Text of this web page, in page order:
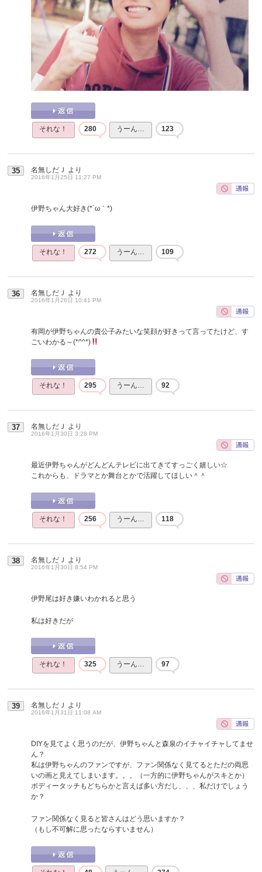
それな！ 280 うーん… 123
35 名無しだＪ より
2016年1月25日 11:27 PM
伊野ちゃん大好き(*´ω｀*)
それな！ 272 うーん… 109
36 名無しだＪ より
2016年1月26日 10:41 PM
有岡が伊野ちゃんの貴公子みたいな笑顔が好きって言ってたけど、す
ごいわかる～(*^^*)
それな！ 295 うーん… 92
37 名無しだＪ より
2016年1月30日 3:28 PM
最近伊野ちゃんがどんどんテレビに出てきてすっごく嬉しい☆
これからも、ドラマとか舞台とかで活躍してほしい＾＾
それな！ 256 うーん… 118
38 名無しだＪ より
2016年1月30日 8:54 PM
伊野尾は好き嫌いわかれると思う
私は好きだが
それな！ 325 うーん… 97
39 名無しだＪ より
2016年1月31日 11:08 AM
DIYを見てよく思うのだが、伊野ちゃんと森泉のイチャイチャしてませ
ん？
私は伊野ちゃんのファンですが、ファン関係なく見てるとただの両思
いの画と見えてしまいます。。。（一方的に伊野ちゃんがスキとか）
ボディータッチもどちらかと言えば多い方だし、、、私だけでしょう
か？
ファン関係なく見ると皆さんはどう思いますか？
（もし不可解に思ったならすいません）